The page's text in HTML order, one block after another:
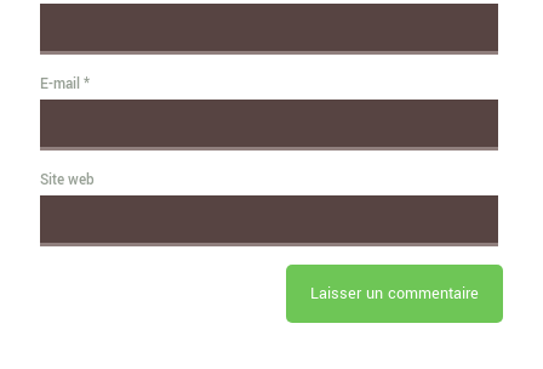
E-mail *
Site web